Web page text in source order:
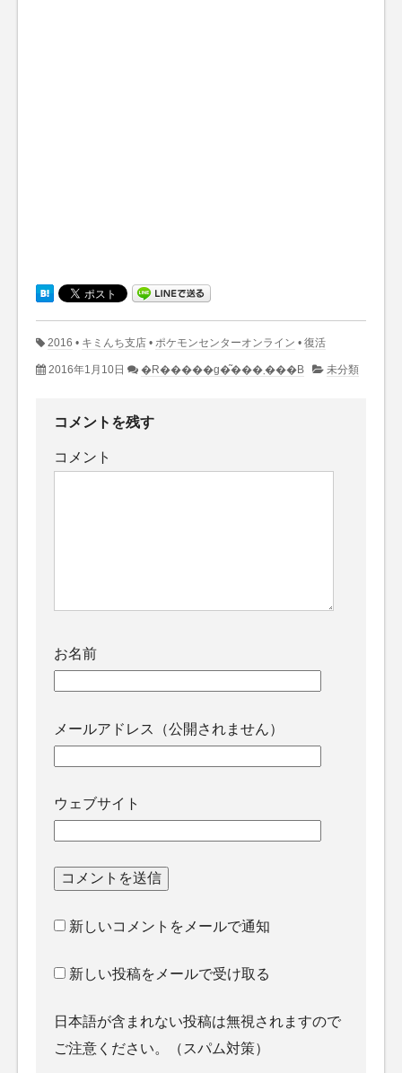
2016 • キミんち支店 • ポケモンセンターオンライン • 復活
2016年1月10日 �R�����g�͂���܂���B 未分類
コメントを残す
コメント
お名前
メールアドレス（公開されません）
ウェブサイト
新しいコメントをメールで通知
新しい投稿をメールで受け取る
日本語が含まれない投稿は無視されますので
ご注意ください。（スパム対策）